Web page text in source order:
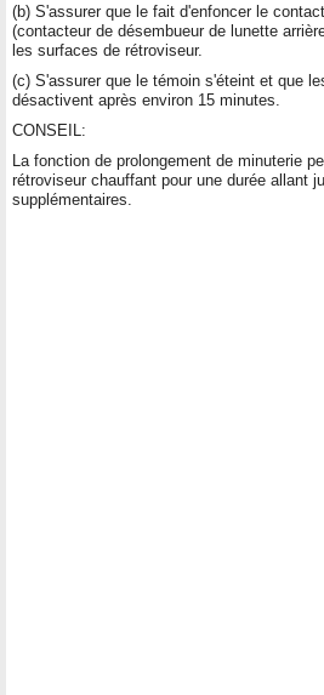
(b) S'assurer que le fait d'enfoncer le
(contacteur de désembueur de lunette
les surfaces de rétroviseur.
(c) S'assurer que le témoin s'éteint et que
désactivent après environ 15 minutes.
CONSEIL:
La fonction de prolongement de minuterie
rétroviseur chauffant pour une durée allant
supplémentaires.